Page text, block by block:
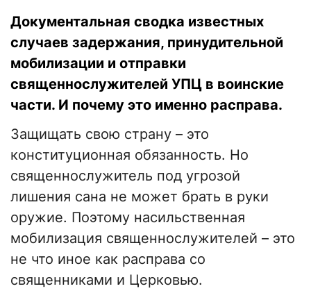
Документальная сводка известных
случаев задержания, принудительной
мобилизации и отправки
священнослужителей УПЦ в воинские
части. И почему это именно расправа.
Защищать свою страну – это
конституционная обязанность. Но
священнослужитель под угрозой
лишения сана не может брать в руки
оружие. Поэтому насильственная
мобилизация священнослужителей – это
не что иное как расправа со
священниками и Церковью.